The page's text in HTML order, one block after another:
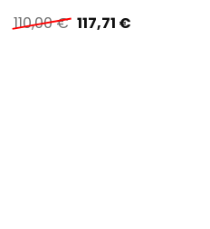
110,00€ Ursprünglicher
Preis
117,71 €Aktueller